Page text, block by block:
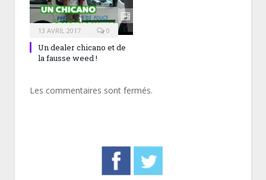
13 AVRIL 2017 0
Un dealer chicano et de
la fausse weed !
Les commentaires sont fermés.